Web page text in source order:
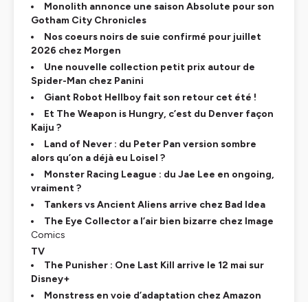
Monolith annonce une saison Absolute pour son
Gotham City Chronicles
Nos coeurs noirs de suie confirmé pour juillet
2026 chez Morgen
Une nouvelle collection petit prix autour de
Spider-Man chez Panini
Giant Robot Hellboy fait son retour cet été !
Et The Weapon is Hungry, c’est du Denver façon
Kaiju ?
Land of Never : du Peter Pan version sombre
alors qu’on a déjà eu Loisel ?
Monster Racing League : du Jae Lee en ongoing,
vraiment ?
Tankers vs Ancient Aliens arrive chez Bad Idea
The Eye Collector a l’air bien bizarre chez Image
Comics
TV
The Punisher : One Last Kill arrive le 12 mai sur
Disney+
Monstress en voie d’adaptation chez Amazon